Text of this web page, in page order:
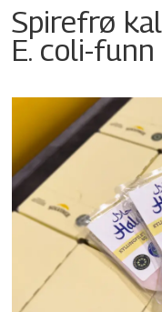
Spirefrø
E. coli-funn